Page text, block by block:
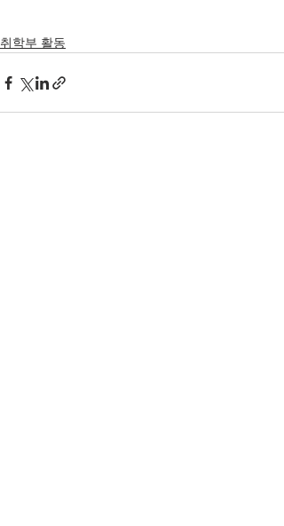
취학부 활동